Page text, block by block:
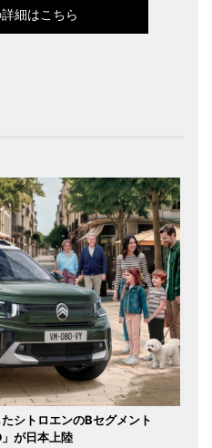
細はこちら
シトロエンのBセグメント
が日本上陸